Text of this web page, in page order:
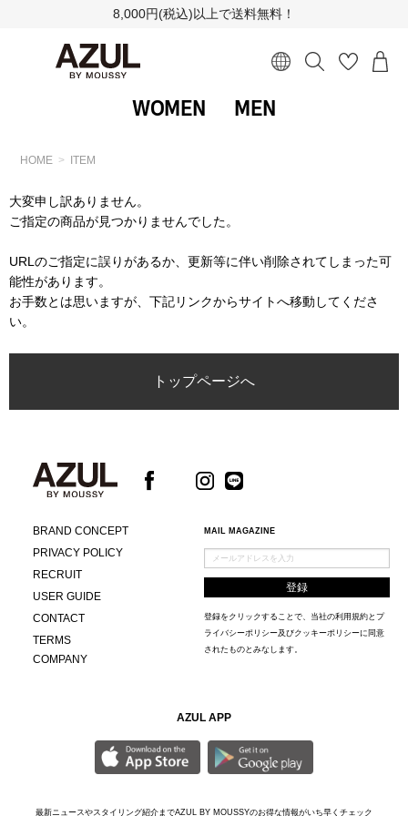
8,000円(税込)以上で送料無料！
WOMEN MEN
HOME ITEM
大変申し訳ありません。
ご指定の商品が見つかりませんでした。
URLのご指定に誤りがあるか、更新等に伴い削除されてしまった可
能性があります。
お手数とは思いますが、下記リンクからサイトへ移動してくださ
い。
トップページへ
BRAND CONCEPT
PRIVACY POLICY
RECRUIT
USER GUIDE
CONTACT
TERMS
COMPANY
MAIL MAGAZINE
登録をクリックすることで、当社の利用規約とプ
ライバシーポリシー及びクッキーポリシーに同意
されたものとみなします。
AZUL APP
最新ニュースやスタイリング紹介までAZUL BY MOUSSYのお得な情報がいち早くチェック